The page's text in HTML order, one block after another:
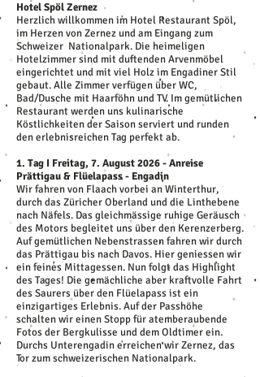
Hotel Spöl Zernez
Herzlich willkommen im Hotel Restaurant Spöl,
im Herzen von Zernez und am Eingang zum
Schweizer Nationalpark. Die heimeligen
Hotelzimmer sind mit duftenden Arvenmöbel
eingerichtet und mit viel Holz im Engadiner Stil
gebaut. Alle Zimmer verfügen über WC,
Bad/Dusche mit Haarföhn und TV. Im gemütlichen
Restaurant werden uns kulinarische
Köstlichkeiten der Saison serviert und runden
den erlebnisreichen Tag perfekt ab.
1. Tag I Freitag, 7. August 2026 - Anreise
Prättigau & Flüelapass - Engadin
Wir fahren von Flaach vorbei an Winterthur,
durch das Züricher Oberland und die Linthebene
nach Näfels. Das gleichmässige ruhige Geräusch
des Motors begleitet uns über den Kerenzerberg.
Auf gemütlichen Nebenstrassen fahren wir durch
das Prättigau bis nach Davos. Hier geniessen wir
ein feines Mittagessen. Nun folgt das Highlight
des Tages! Die gemächliche aber kraftvolle Fahrt
des Saurers über den Flüelapass ist ein
einzigartiges Erlebnis. Auf der Passhöhe
schalten wir einen Stopp für atemberaubende
Fotos der Bergkulisse und dem Oldtimer ein.
Durchs Unterengadin erreichen wir Zernez, das
Tor zum schweizerischen Nationalpark.